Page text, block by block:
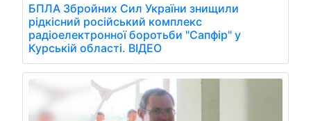
БПЛА Збройних Сил України знищили
рідкісний російський комплекс
радіоелектронної боротьби "Сапфір" у
Курській області. ВІДЕО